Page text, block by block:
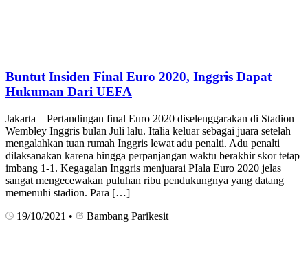
Buntut Insiden Final Euro 2020, Inggris Dapat
Hukuman Dari UEFA
Jakarta – Pertandingan final Euro 2020 diselenggarakan di Stadion
Wembley Inggris bulan Juli lalu. Italia keluar sebagai juara setelah
mengalahkan tuan rumah Inggris lewat adu penalti. Adu penalti
dilaksanakan karena hingga perpanjangan waktu berakhir skor tetap
imbang 1-1. Kegagalan Inggris menjuarai PIala Euro 2020 jelas
sangat mengecewakan puluhan ribu pendukungnya yang datang
memenuhi stadion. Para […]
19/10/2021 • Bambang Parikesit